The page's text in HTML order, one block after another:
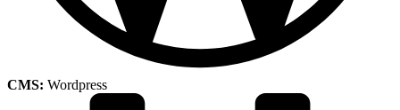
CMS: Wordpress